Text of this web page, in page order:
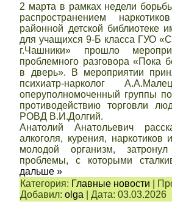
2 марта в рамках недели
распространением
районной детской библиотеке
для учащихся 9-Б класса ГУО
г.Чашники» прошло
проблемного разговора «Пока
в дверь». В мероприятии
психиатр-нарколог
оперуполномоченный группы
противодействию торговли
РОВД В.И.Долгий.
Анатолий Анатольевич
алкоголя, курения, наркотиков
молодой организм, затронул
проблемы, с которыми
дальше »
Категория: Главные новости
Добавил: olga |Дата: 03.03.2026